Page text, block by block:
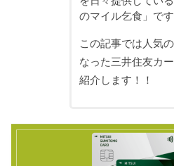
のマイル乞食」です
この記事では人気
なった三井住友カ
紹介します！！